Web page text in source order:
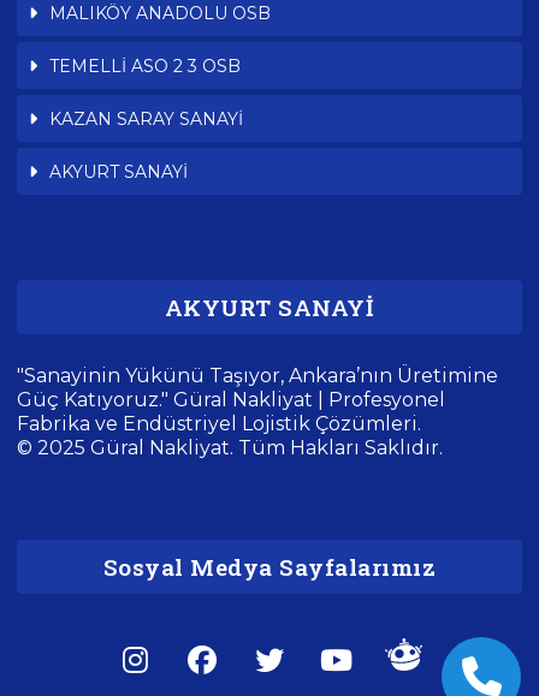
MALIKÖY ANADOLU OSB
TEMELLİ ASO 2 3 OSB
KAZAN SARAY SANAYİ
AKYURT SANAYİ
AKYURT SANAYİ
"Sanayinin Yükünü Taşıyor, Ankara’nın Üretimine
Güç Katıyoruz." Güral Nakliyat | Profesyonel
Fabrika ve Endüstriyel Lojistik Çözümleri.
© 2025 Güral Nakliyat. Tüm Hakları Saklıdır.
Sosyal Medya Sayfalarımız